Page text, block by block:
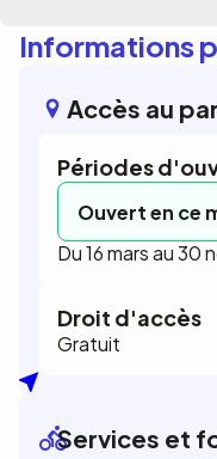
Informations
Accès au
Périodes
Ouvert en ce
Du 16 mars au 30
Droit d'accès
Gratuit
Services et